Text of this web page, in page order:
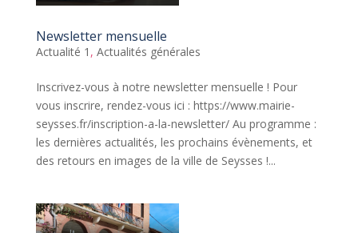
Newsletter mensuelle
Actualité 1 , Actualités générales
Inscrivez-vous à notre newsletter mensuelle ! Pour
vous inscrire, rendez-vous ici : https://www.mairie-
seysses.fr/inscription-a-la-newsletter/ Au programme :
les dernières actualités, les prochains évènements, et
des retours en images de la ville de Seysses !...